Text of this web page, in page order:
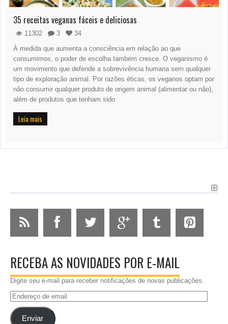
35 receitas veganas fáceis e deliciosas
11302 3
34
À medida que aumenta a consciência em relação ao que
consumimos, o poder de escolha também cresce. O veganismo é
um movimento que defende a sobrevivência humana sem qualquer
tipo de exploração animal. Por razões éticas, os veganos optam por
não consumir qualquer produto de origem animal (alimentar ou não),
além de produtos que tenham sido
Leia mais
RECEBA AS NOVIDADES POR E-MAIL
Digite seu e-mail para receber notificações de novas publicações.
Endereço
emailEnviar